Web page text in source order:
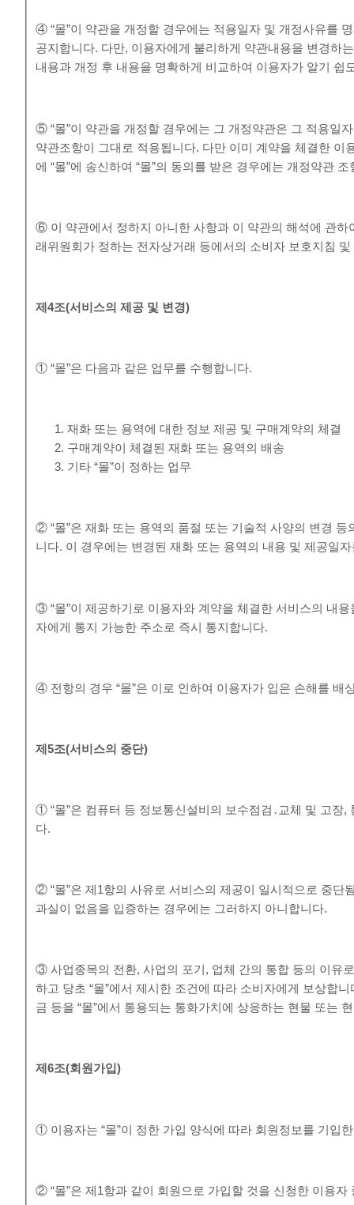
④ “몰”이 약관을 개정할 경우에는 적용일자 및 개정사유를
공지합니다. 다만, 이용자에게 불리하게 약관내용을 변경하
내용과 개정 후 내용을 명확하게 비교하여 이용자가 알기 쉽
⑤ “몰”이 약관을 개정할 경우에는 그 개정약관은 그 적용일
약관조항이 그대로 적용됩니다. 다만 이미 계약을 체결한
에 “몰”에 송신하여 “몰”의 동의를 받은 경우에는 개정약관
⑥ 이 약관에서 정하지 아니한 사항과 이 약관의 해석에 관
래위원회가 정하는 전자상거래 등에서의 소비자 보호지침
제4조(서비스의 제공 및 변경)
① “몰”은 다음과 같은 업무를 수행합니다.
재화 또는 용역에 대한 정보 제공 및 구매계약의 체결
구매계약이 체결된 재화 또는 용역의 배송
기타 “몰”이 정하는 업무
② “몰”은 재화 또는 용역의 품절 또는 기술적 사양의 변경
니다. 이 경우에는 변경된 재화 또는 용역의 내용 및 제공일
③ “몰”이 제공하기로 이용자와 계약을 체결한 서비스의 내
자에게 통지 가능한 주소로 즉시 통지합니다.
④ 전항의 경우 “몰”은 이로 인하여 이용자가 입은 손해를 배
제5조(서비스의 중단)
① “몰”은 컴퓨터 등 정보통신설비의 보수점검․교체 및 고
다.
② “몰”은 제1항의 사유로 서비스의 제공이 일시적으로 중단
과실이 없음을 입증하는 경우에는 그러하지 아니합니다.
③ 사업종목의 전환, 사업의 포기, 업체 간의 통합 등의 이유
하고 당초 “몰”에서 제시한 조건에 따라 소비자에게 보상합
금 등을 “몰”에서 통용되는 통화가치에 상응하는 현물 또는
제6조(회원가입)
① 이용자는 “몰”이 정한 가입 양식에 따라 회원정보를 기입
② “몰”은 제1항과 같이 회원으로 가입할 것을 신청한 이용